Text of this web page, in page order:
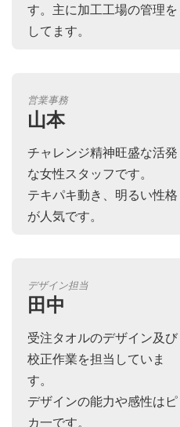
す。主に加工工場の管理を
してます。
営業事務
山本
チャレンジ精神旺盛な活発
な女性スタッフです。
テキパキ動き、明るい性格
が人気です。
デザイン担当
田中
受注タオルのデザイン及び
校正作業を担当していま
す。
デザインの能力や感性はピ
カ一です。